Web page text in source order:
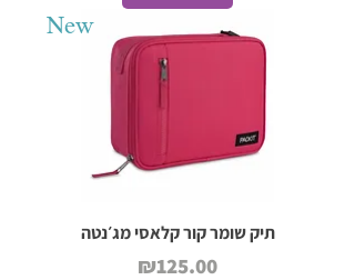
New
תיק שומר קור קלאסי מג׳נטה
Price
₪125.00